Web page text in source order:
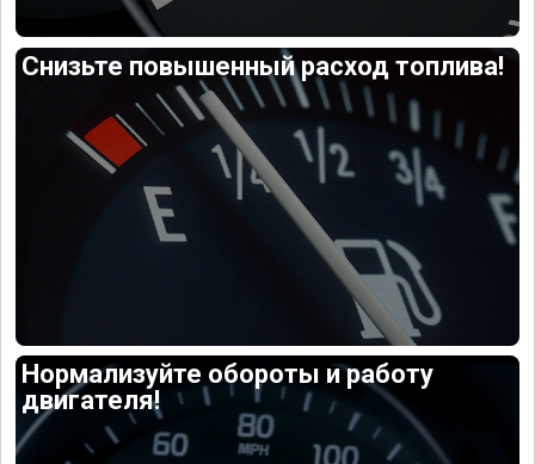
Снизьте повышенный расход топлива!
Нормализуйте обороты и работу
двигателя!